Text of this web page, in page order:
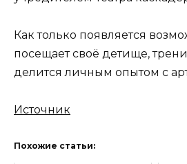
Как только появляется
посещает своё детище,
делится личным опытом с
Источник
Похожие статьи: